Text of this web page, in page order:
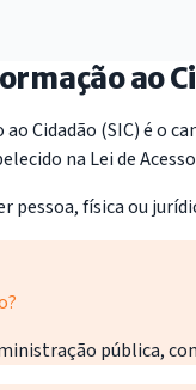
ao
Cidadão (SIC) é o
na Lei de
pessoa, física ou
pública,